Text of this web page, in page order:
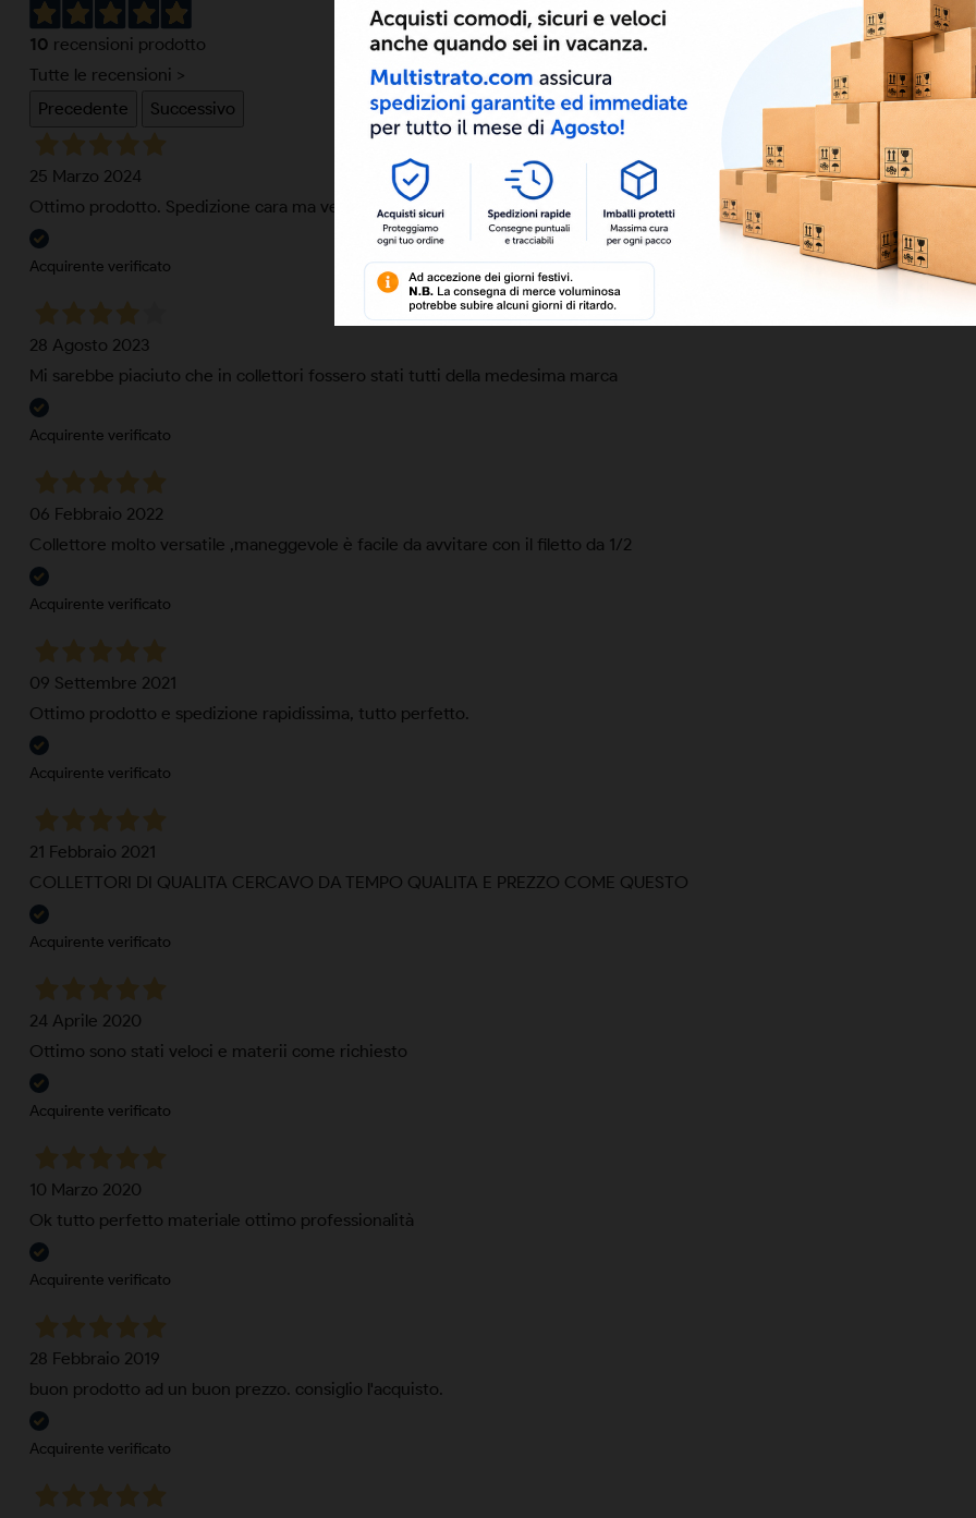
10 recensioni prodotto
Tutte le recensioni >
Precedente
Successivo
25 Marzo 2024
Ottimo prodotto. Spedizione cara ma veloce e ben seguita
Acquirente verificato
28 Agosto 2023
Mi sarebbe piaciuto che in collettori fossero stati tutti della medesima marca
Acquirente verificato
06 Febbraio 2022
Collettore molto versatile ,maneggevole è facile da avvitare con il filetto da 1/2
Acquirente verificato
09 Settembre 2021
Ottimo prodotto e spedizione rapidissima, tutto perfetto.
Acquirente verificato
21 Febbraio 2021
COLLETTORI DI QUALITA CERCAVO DA TEMPO QUALITA E PREZZO COME QUESTO
Acquirente verificato
24 Aprile 2020
Ottimo sono stati veloci e materii come richiesto
Acquirente verificato
10 Marzo 2020
Ok tutto perfetto materiale ottimo professionalità
Acquirente verificato
28 Febbraio 2019
buon prodotto ad un buon prezzo. consiglio l'acquisto.
Acquirente verificato